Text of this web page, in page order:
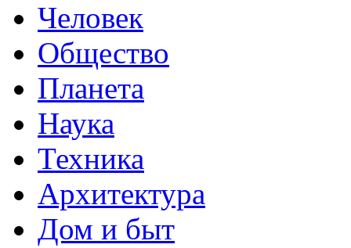
Человек
Общество
Планета
Наука
Техника
Архитектура
Дом и быт